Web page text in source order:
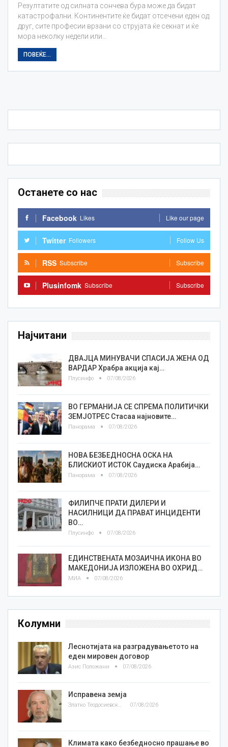
Резултатите од силната сончева бура може да бидат
катастрофални. Континентите ќе бидат отсечени еден од
друг, сите професии врзани со струјата ќе секнат и ќе
мора неколку недели или…
ПОВЕЌЕ...
Останете со нас
Facebook Likes Like our page
Twitter Followers Follow Us
RSS Subscribe Subscribe
Plusinfomk Subscribe Subscribe
Најчитани
ДВАЈЦА МИНУВАЧИ СПАСИЈА ЖЕНА ОД
ВАРДАР Храбра акција кај…
Плусинфо 07/08/2026
ВО ГЕРМАНИЈА СЕ СПРЕМА ПОЛИТИЧКИ
ЗЕМЈОТРЕС Стасаа најновите…
Панорама 07/08/2026
НОВА БЕЗБЕДНОСНА ОСКА НА
БЛИСКИОТ ИСТОК Саудиска Арабија…
Панорама 07/08/2026
ФИЛИПЧЕ ПРАТИ ДИЛЕРИ И
НАСИЛНИЦИ ДА ПРАВАТ ИНЦИДЕНТИ
ВО…
Плусинфо 07/08/2026
ЕДИНСТВЕНАТА МОЗАИЧНА ИКОНА ВО
МАКЕДОНИЈА ИЗЛОЖЕНА ВО ОХРИД…
МИА 07/08/2026
Колумни
Леснотијата на разградувањетото на
еден мировен договор
Азис Положани 07/08/2026
Исправена земја
Златко Теодосиевски 07/08/2026
Климата како безбедносно прашање во